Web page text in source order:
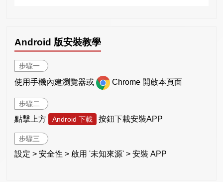
Android 版安裝教學
步驟一
使用手機內建瀏覽器或 Chrome 開啟本頁面
步驟二
點擊上方 Android 下載 按鈕下載安裝APP
步驟三
設定 > 安全性 > 啟用 '未知來源' > 安裝 APP